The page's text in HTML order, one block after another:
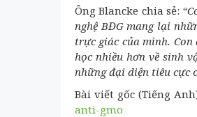
Ông Blancke chia sẻ:
nghệ BĐG mang lại
trực giác của mình.
học nhiều hơn về sinh
những đại diện tiêu cực
Bài viết gốc (Tiếng
anti-gmo